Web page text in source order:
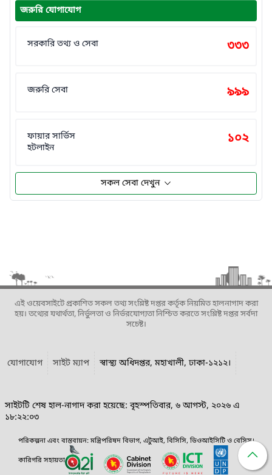
জরুরি যোগাযোগ
সরকারি তথ্য ও সেবা ৩৩৩
জরুরি সেবা ৯৯৯
ফায়ার সার্ভিস
হটলাইন
১০২
সকল সেবা দেখুন
এই ওয়েবসাইটে প্রকাশিত সকল তথ্য সংশ্লিষ্ট দপ্তর কর্তৃক নিয়মিত হালনাগাদ করা
হয়। তথ্যের যথার্থতা, নির্ভুলতা ও নির্ভরযোগ্যতা নিশ্চিত করতে সংশ্লিষ্ট দপ্তর সর্বদা
সচেষ্ট।
যোগাযোগ সাইট ম্যাপ স্বাস্থ্য অধিদপ্তর, মহাখালী, ঢাকা-১২১২।
সাইটটি শেষ হাল-নাগাদ করা হয়েছে: বৃহস্পতিবার, ৬ আগস্ট, ২০২৬ এ
১৮:২২:০৩
পরিকল্পনা এবং বাস্তবায়ন: মন্ত্রিপরিষদ বিভাগ, এটুআই, বিসিসি, ডিওআইসিটি ও বেসিস।
কারিগরি সহায়তা